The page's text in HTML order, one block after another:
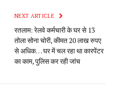
NEXT ARTICLE
रतलाम: रेलवे कर्मचारी के घर से 13
तोला सोना चोरी, कीमत 20 लाख रुपए
से अधिक… घर में चल रहा था कारपेंटर
का काम, पुलिस कर रही जांच